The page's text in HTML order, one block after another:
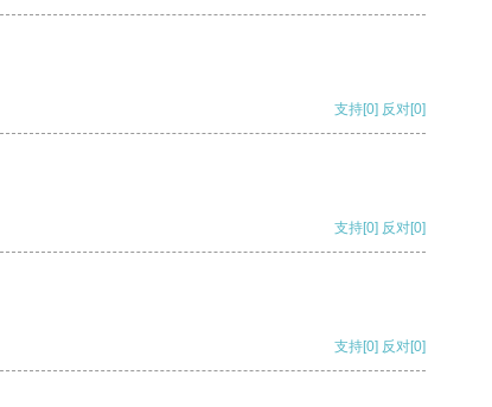
支持[0] 反对[0]
支持[0] 反对[0]
支持[0] 反对[0]